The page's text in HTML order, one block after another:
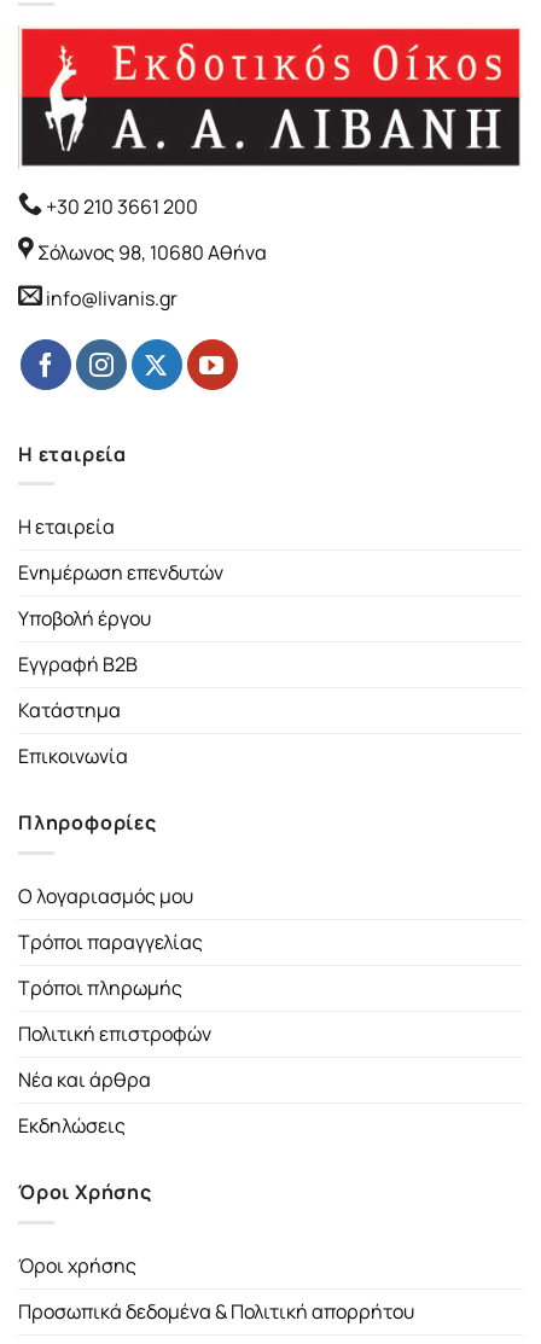
+30 210 3661 200
Σόλωνος 98, 10680 Αθήνα
info@livanis.gr
Η εταιρεία
Η εταιρεία
Ενημέρωση επενδυτών
Υποβολή έργου
Εγγραφή B2B
Κατάστημα
Επικοινωνία
Πληροφορίες
Ο λογαριασμός μου
Τρόποι παραγγελίας
Τρόποι πληρωμής
Πολιτική επιστροφών
Νέα και άρθρα
Εκδηλώσεις
Όροι Χρήσης
Όροι χρήσης
Προσωπικά δεδομένα & Πολιτική απορρήτου